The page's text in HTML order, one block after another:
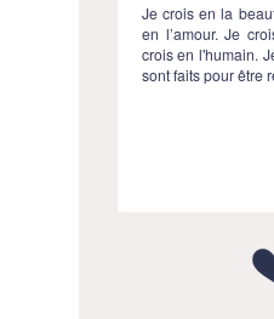
Je crois en la
en l’amour. Je
crois en l'humain.
sont faits pour être